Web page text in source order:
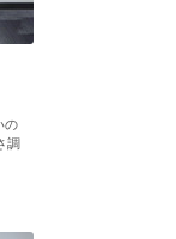
の
調